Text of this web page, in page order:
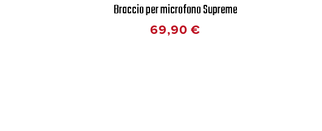
Braccio per microfono Supreme
69,90€